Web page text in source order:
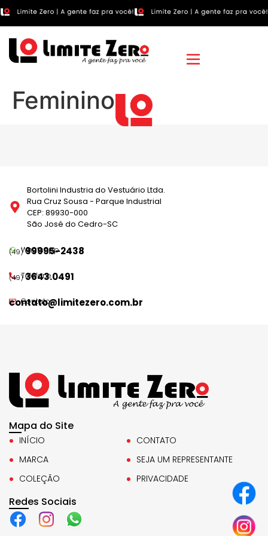
Feminino
Bortolini Industria do Vestuário Ltda.
Rua Cruz Sousa - Parque Industrial
CEP: 89930-000
São José do Cedro-SC
WhatsApp
(49)99995-2438
Telefone
(49)3643.0491
Contato
contato@limitezero.com.br
Mapa do Site
INÍCIO
MARCA
COLEÇÃO
CONTATO
SEJA UM REPRESENTANTE
PRIVACIDADE
Redes Sociais